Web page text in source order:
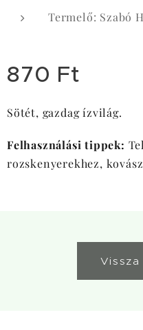
Termelő: Szabó
870 Ft
Sötét, gazdag ízvilág.
Felhasználási tippek:
rozskenyerekhez,